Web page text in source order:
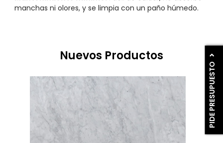
PIDE PRESUPUESTO
manchas ni olores, y se limpia con un paño húmedo.
Nuevos Productos